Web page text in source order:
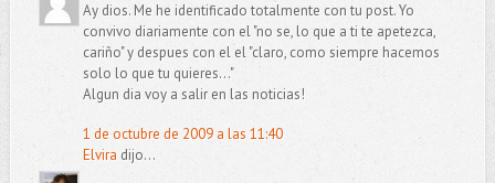
Ay dios. Me he identificado totalmente con tu post. Yo
convivo diariamente con el "no se, lo que a ti te apetezca,
cariño" y despues con el el "claro, como siempre hacemos
solo lo que tu quieres..."
Algun dia voy a salir en las noticias!
1 de octubre de 2009 a las 11:40
Elvira dijo...